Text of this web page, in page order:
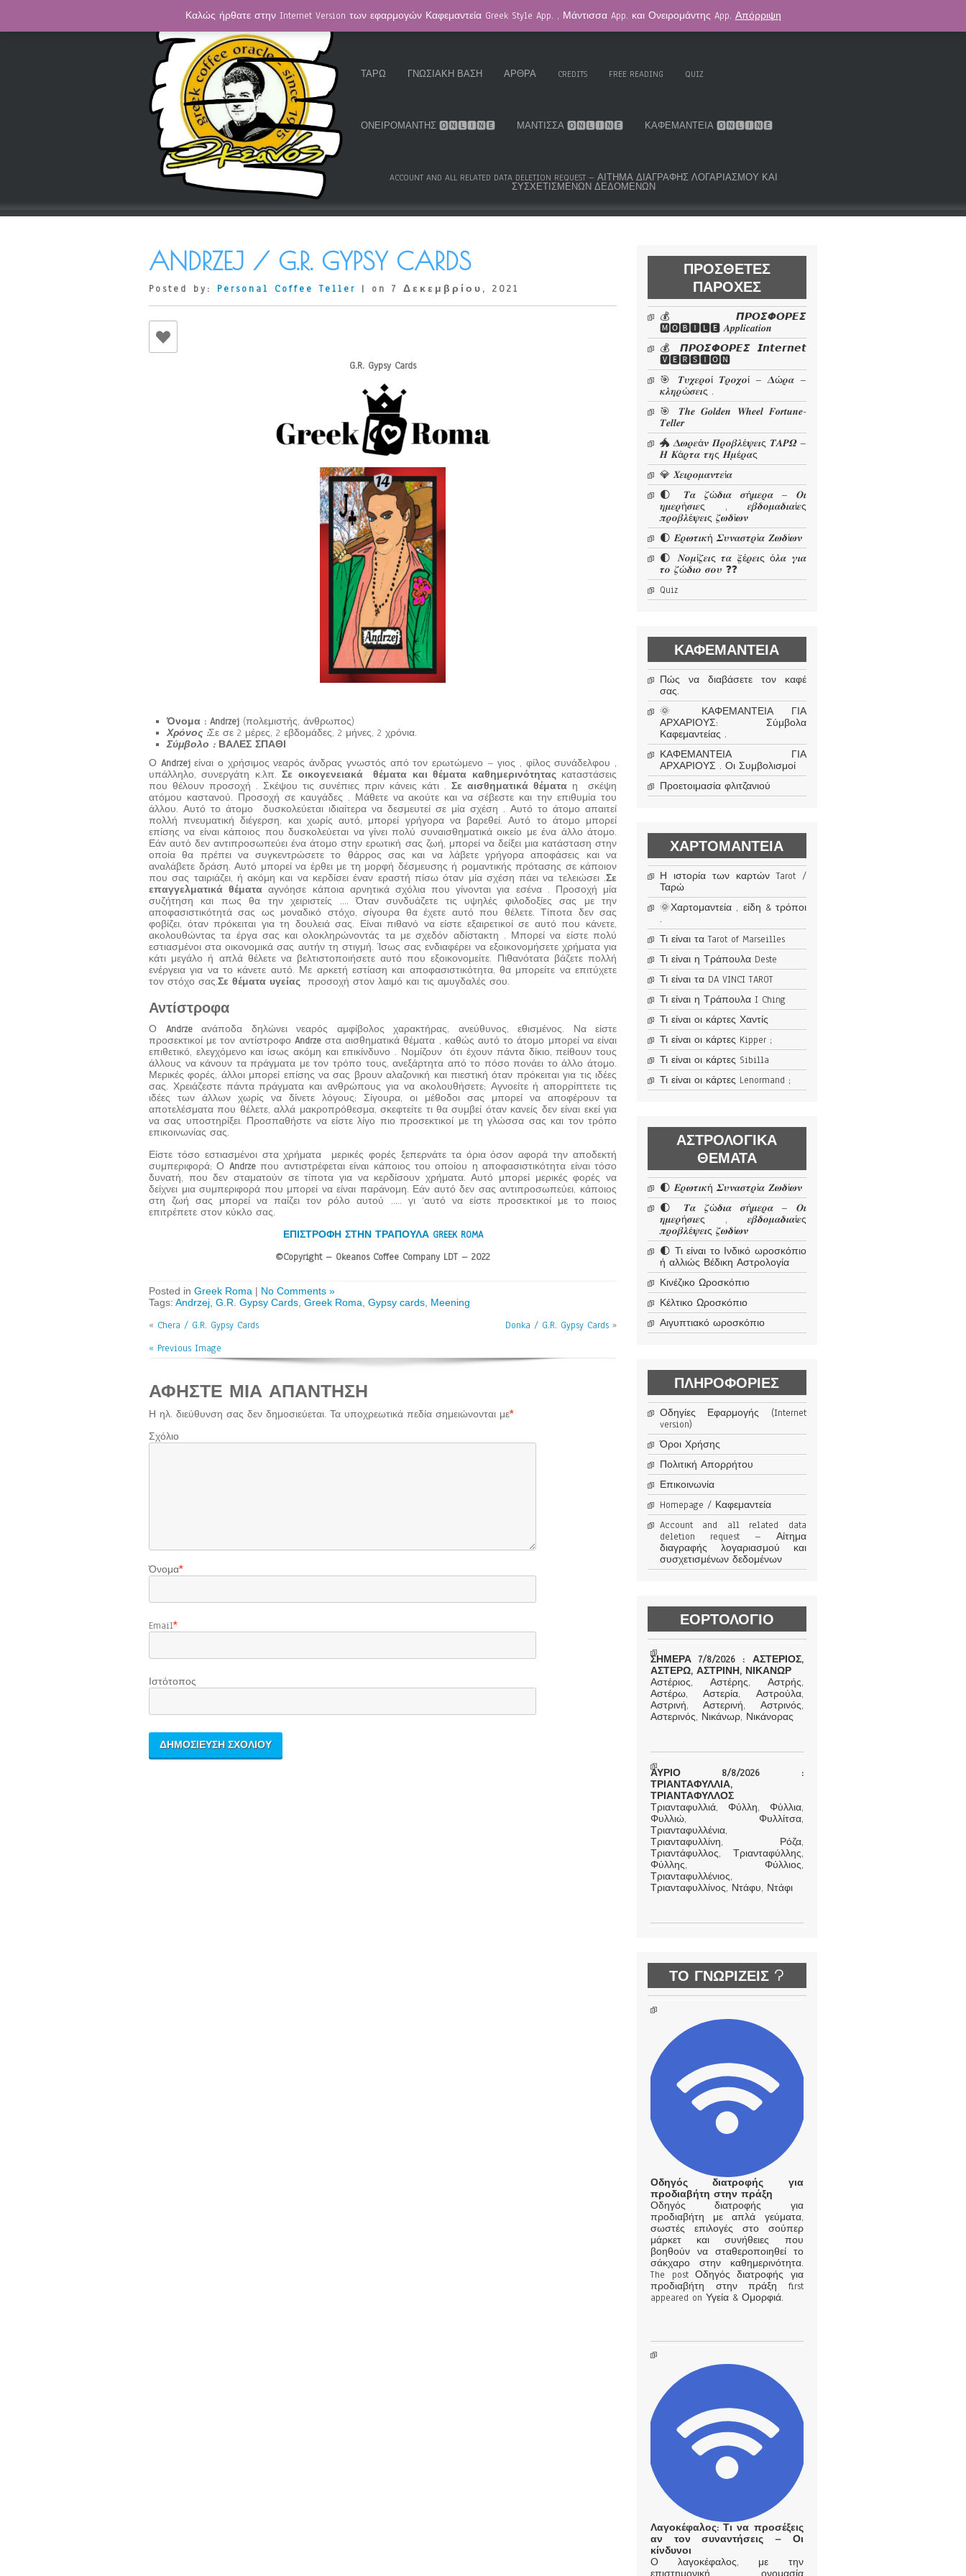
HOMEPAGE / ΚΑΦΕΜΑΝΤΕΊΑ GREEK ROMA GYPSY CARDS™ K.S. KOUK ORACLE DECK ΑΣΤΡΟΛΟΓΊΑ
ΤΑΡΏ ΓΝΩΣΙΑΚΉ ΒΆΣΗ ΆΡΘΡΑ CREDITS FREE READING QUIZ
ΟΝΕΙΡΟΜΆΝΤΗΣ 🅾🅽🅻🅸🅽🅴 ΜΆΝΤΙΣΣΑ 🅾🅽🅻🅸🅽🅴 ΚΑΦΕΜΑΝΤΕΊΑ 🅾🅽🅻🅸🅽🅴
ACCOUNT AND ALL RELATED DATA DELETION REQUEST – ΑΊΤΗΜΑ ΔΙΑΓΡΑΦΉΣ ΛΟΓΑΡΙΑΣΜΟΎ ΚΑΙ
ΣΥΣΧΕΤΙΣΜΈΝΩΝ ΔΕΔΟΜΈΝΩΝ
ANDRZEJ / G.R. GYPSY CARDS
Posted by: Personal Coffee Teller | on 7 Δεκεμβρίου, 2021
G.R. Gypsy Cards
Όνομα : Andrzej (πολεμιστής, άνθρωπος)
Χρόνος :Σε σε 2 μέρες, 2 εβδομάδες, 2 μήνες, 2 χρόνια.
Σύμβολο : ΒΑΛΕΣ ΣΠΑΘΙ
Ο Andrzejείναι ο χρήσιμος νεαρός άνδρας γνωστός από τον ερωτώμενο – γιος , φίλος συνάδελφου ,
υπάλληλο, συνεργάτη κ.λπ.Σε οικογενειακά θέματα και θέματα καθημερινότητας καταστάσεις
που θέλουν προσοχή . Σκέψου τις συνέπιες πριν κάνεις κάτι . Σε αισθηματικά θέματα η σκέψη
ατόμου καστανού. Προσοχή σε καυγάδες . Μάθετε να ακούτε και να σέβεστε και την επιθυμία του
άλλου. Αυτό το άτομο δυσκολεύεται ιδιαίτερα να δεσμευτεί σε μία σχέση . Αυτό το άτομο απαιτεί
πολλή πνευματική διέγερση, και χωρίς αυτό, μπορεί γρήγορα να βαρεθεί. Αυτό το άτομο μπορεί
επίσης να είναι κάποιος που δυσκολεύεται να γίνει πολύ συναισθηματικά οικείο με ένα άλλο άτομο.
Εάν αυτό δεν αντιπροσωπεύει ένα άτομο στην ερωτική σας ζωή, μπορεί να δείξει μια κατάσταση στην
οποία θα πρέπει να συγκεντρώσετε το θάρρος σας και να λάβετε γρήγορα αποφάσεις και να
αναλάβετε δράση. Αυτό μπορεί να έρθει με τη μορφή δέσμευσης ή ρομαντικής πρότασης σε κάποιον
που σας ταιριάζει, ή ακόμη και να κερδίσει έναν εραστή πίσω όταν μία σχέση πάει να τελειώσει .Σε
επαγγελματικά θέματααγνόησε κάποια αρνητικά σχόλια που γίνονται για εσένα . Προσοχή μία
συζήτηση και πως θα την χειριστείς …. Όταν συνδυάζετε τις υψηλές φιλοδοξίες σας με την
αποφασιστικότητά σας ως μοναδικό στόχο, σίγουρα θα έχετε αυτό που θέλετε. Τίποτα δεν σας
φοβίζει, όταν πρόκειται για τη δουλειά σας. Είναι πιθανό να είστε εξαιρετικοί σε αυτό που κάνετε,
ακολουθώντας τα έργα σας και ολοκληρώνοντάς τα με σχεδόν αδίστακτη . Μπορεί να είστε πολύ
εστιασμένοι στα οικονομικά σας αυτήν τη στιγμή. Ίσως σας ενδιαφέρει να εξοικονομήσετε χρήματα για
κάτι μεγάλο ή απλά θέλετε να βελτιστοποιήσετε αυτό που εξοικονομείτε. Πιθανότατα βάζετε πολλή
ενέργεια για να το κάνετε αυτό. Με αρκετή εστίαση και αποφασιστικότητα, θα μπορείτε να επιτύχετε
τον στόχο σας.Σε θέματα υγείας προσοχή στον λαιμό και τις αμυγδαλές σου.
Αντίστροφα
Ο Andrze ανάποδα δηλώνει νεαρός αμφίβολος χαρακτήρας, ανεύθυνος, εθισμένος. Να είστε
προσεκτικοί με τον αντίστροφο Andrzeστα αισθηματικά θέματα , καθώς αυτό το άτομο μπορεί να είναι
επιθετικό, ελεγχόμενο και ίσως ακόμη και επικίνδυνο . Νομίζουν ότι έχουν πάντα δίκιο, πείθουν τους
άλλους να κάνουν τα πράγματα με τον τρόπο τους, ανεξάρτητα από το πόσο πονάει το άλλο άτομο.
Μερικές φορές, άλλοι μπορεί επίσης να σας βρουν αλαζονική και πιεστική όταν πρόκειται για τις ιδέες
σας. Χρειάζεστε πάντα πράγματα και ανθρώπους για να ακολουθήσετε; Αγνοείτε ή απορρίπτετε τις
ιδέες των άλλων χωρίς να δίνετε λόγους; Σίγουρα, οι μέθοδοι σας μπορεί να αποφέρουν τα
αποτελέσματα που θέλετε, αλλά μακροπρόθεσμα, σκεφτείτε τι θα συμβεί όταν κανείς δεν είναι εκεί για
να σας υποστηρίξει. Προσπαθήστε να είστε λίγο πιο προσεκτικοί με τη γλώσσα σας και τον τρόπο
επικοινωνίας σας.
Είστε τόσο εστιασμένοι στα χρήματα μερικές φορές ξεπερνάτε τα όρια όσον αφορά την αποδεκτή
συμπεριφορά; Ο Andrzeπου αντιστρέφεται είναι κάποιος του οποίου η αποφασιστικότητα είναι τόσο
δυνατή, που δεν σταματούν σε τίποτα για να κερδίσουν χρήματα. Αυτό μπορεί μερικές φορές να
δείχνει μια συμπεριφορά που μπορεί να είναι παράνομη. Εάν αυτό δεν σας αντιπροσωπεύει, κάποιος
στη ζωή σας μπορεί να παίζει τον ρόλο αυτού ….. γι ‘αυτό να είστε προσεκτικοί με το ποιος
επιτρέπετε στον κύκλο σας.
ΕΠΙΣΤΡΟΦΗ ΣΤΗΝ ΤΡΑΠΟΥΛΑ GREEK ROMA
©Copyright – Okeanos Coffee Company LDT – 2022
Posted in Greek Roma | No Comments »
Tags: Andrzej G.R. Gypsy Cards Greek Roma Gypsy cards Meening
« Chera / G.R. Gypsy Cards Donka / G.R. Gypsy Cards »
« Previous Image
ΑΦΉΣΤΕ ΜΙΑ ΑΠΆΝΤΗΣΗ
Η ηλ. διεύθυνση σας δεν δημοσιεύεται. Τα υποχρεωτικά πεδία σημειώνονται με*
Σχόλιο
Όνομα*
Email*
Ιστότοπος
ΠΡΌΣΘΕΤΕΣ
ΠΑΡΟΧΈΣ
💰 𝞟𝞠𝞞𝞢𝞥𝞞𝞠𝞔𝞢
🅼🅾🅱🅸🅻🅴 𝜜𝒑𝒑𝒍𝒊𝒄𝒂𝒕𝒊𝒐𝒏
💰 𝞟𝞠𝞞𝞢𝞥𝞞𝞠𝞔𝞢 𝙄𝙣𝙩𝙚𝙧𝙣𝙚𝙩
🆅🅴🆁🆂🅸🅾🅽
🎯 𝜯𝝊𝝌𝜺𝝆𝝄ί 𝜯𝝆𝝄𝝌𝝄ί – 𝜟ώ𝝆𝜶 –
𝜿𝝀𝜼𝝆ώ𝝈𝜺𝜾ς .
🎯 𝑻𝒉𝒆 𝑮𝒐𝒍𝒅𝒆𝒏 𝑾𝒉𝒆𝒆𝒍 𝑭𝒐𝒓𝒕𝒖𝒏𝒆-
𝑻𝒆𝒍𝒍𝒆𝒓
🐲 𝜟𝝎𝝆𝜺ά𝝂 𝜫𝝆𝝄𝜷𝝀έ𝝍𝜺𝜾ς 𝜯𝜜𝜬𝜴 –
𝜢 𝜥ά𝝆𝝉𝜶 𝝉𝜼ς 𝜢𝝁έ𝝆𝜶ς
💎 𝜲𝜺𝜾𝝆𝝄𝝁𝜶𝝂𝝉𝜺ί𝜶
🌓 𝜯𝜶 𝜻ώ𝜹𝜾𝜶 𝝈ή𝝁𝜺𝝆𝜶 – 𝜪𝜾
𝜼𝝁𝜺𝝆ή𝝈𝜾𝜺ς , 𝜺𝜷𝜹𝝄𝝁𝜶𝜹𝜾𝜶ί𝜺ς
𝝅𝝆𝝄𝜷𝝀έ𝝍𝜺𝜾ς 𝜻𝝎𝜹ί𝝎𝝂
🌓 𝜠𝝆𝝎𝝉𝜾𝜿ή 𝜮𝝊𝝂𝜶𝝈𝝉𝝆ί𝜶 𝜡𝝎𝜹ί𝝎𝝂
🌓 𝜨𝝄𝝁ί𝜻𝜺𝜾ς 𝝉𝜶 𝝃έ𝝆𝜺𝜾ς ό𝝀𝜶 𝜸𝜾𝜶
𝝉𝝄 𝜻ώ𝜹𝜾𝝄 𝝈𝝄𝝊 ❓❓
Quiz
ΚΑΦΕΜΑΝΤΕΊΑ
Πώς να διαβάσετε τον καφέ
σας.
🌞 ΚΑΦΕΜΑΝΤΕΙΑ ΓΙΑ
ΑΡΧΑΡΙΟΥΣ: Σύμβολα
Καφεμαντείας .
ΚΑΦΕΜΑΝΤΕΙΑ ΓΙΑ
ΑΡΧΑΡΙΟΥΣ . Οι Συμβολισμοί
Προετοιμασία φλιτζανιού
ΧΑΡΤΟΜΑΝΤΕΊΑ
Η ιστορία των καρτών Tarot /
Ταρώ
🌞Χαρτομαντεία , είδη & τρόποι
.
Τι είναι τα Tarot of Marseilles
Τι είναι η Τράπουλα Deste
Τι είναι τα DA VINCI TAROT
Τι είναι η Τράπουλα I Ching
Τι είναι οι κάρτες Χαντίς
Τι είναι οι κάρτες Kipper ;
Τι είναι οι κάρτες Sibilla
Τι είναι οι κάρτες Lenormand ;
ΑΣΤΡΟΛΟΓΙΚΆ
ΘΈΜΑΤΑ
🌓 𝜠𝝆𝝎𝝉𝜾𝜿ή 𝜮𝝊𝝂𝜶𝝈𝝉𝝆ί𝜶 𝜡𝝎𝜹ί𝝎𝝂
🌓 𝜯𝜶 𝜻ώ𝜹𝜾𝜶 𝝈ή𝝁𝜺𝝆𝜶 – 𝜪𝜾
𝜼𝝁𝜺𝝆ή𝝈𝜾𝜺ς , 𝜺𝜷𝜹𝝄𝝁𝜶𝜹𝜾𝜶ί𝜺ς
𝝅𝝆𝝄𝜷𝝀έ𝝍𝜺𝜾ς 𝜻𝝎𝜹ί𝝎𝝂
🌓 Τι είναι το Ινδικό ωροσκόπιο
ή αλλιώς Βέδικη Αστρολογία
Κινέζικο Ωροσκόπιο
Κέλτικο Ωροσκόπιο
Αιγυπτιακό ωροσκόπιο
ΠΛΗΡΟΦΟΡΊΕΣ
Οδηγίες Εφαρμογής (Internet
version)
Όροι Χρήσης
Πολιτική Απορρήτου
Επικοινωνία
Homepage / Καφεμαντεία
Account and all related data
deletion request – Αίτημα
διαγραφής λογαριασμού και
συσχετισμένων δεδομένων
ΕΟΡΤΟΛΟΓΙΟ
ΣΗΜΕΡΑ 7/8/2026 : ΑΣΤΕΡΙΟΣ,
ΑΣΤΕΡΩ, ΑΣΤΡΙΝΗ, ΝΙΚΑΝΩΡ
Αστέριος, Αστέρης, Αστρής,
Αστέρω, Αστερία, Αστρούλα,
Αστρινή, Αστερινή, Αστρινός,
Αστερινός, Νικάνωρ, Νικάνορας
ΑΥΡΙΟ 8/8/2026 :
ΤΡΙΑΝΤΑΦΥΛΛΙΑ,
ΤΡΙΑΝΤΑΦΥΛΛΟΣ
Τριανταφυλλιά, Φύλλη, Φύλλια,
Φυλλιώ, Φυλλίτσα,
Τριανταφυλλένια,
Τριανταφυλλίνη, Ρόζα,
Τριαντάφυλλος, Τριανταφύλλης,
Φύλλης, Φύλλιος,
Τριανταφυλλένιος,
Τριανταφυλλίνος, Ντάφυ, Ντάφι
ΤΟ ΓΝΩΡΙΖΕΙΣ ?
Οδηγός διατροφής για
προδιαβήτη στην πράξη
Οδηγός διατροφής για
προδιαβήτη με απλά γεύματα,
σωστές επιλογές στο σούπερ
μάρκετ και συνήθειες που
βοηθούν να σταθεροποιηθεί το
σάκχαρο στην καθημερινότητα.
The post Οδηγός διατροφής για
προδιαβήτη στην πράξη first
appeared on Υγεία & Ομορφιά.
Λαγοκέφαλος: Τι να προσέξεις
αν τον συναντήσεις – Οι
κίνδυνοι
Ο λαγοκέφαλος, με την
Καλώς ήρθατε στην Internet Version των εφαρμογών Καφεμαντεία Greek Style App. , Μάντισσα App. και Ονειρομάντης App. Απόρριψη